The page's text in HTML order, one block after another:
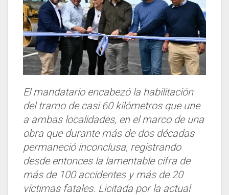
El mandatario encabezó la habilitación
del tramo de casi 60 kilómetros que une
a ambas localidades, en el marco de una
obra que durante más de dos décadas
permaneció inconclusa, registrando
desde entonces la lamentable cifra de
más de 100 accidentes y más de 20
víctimas fatales. Licitada por la actual